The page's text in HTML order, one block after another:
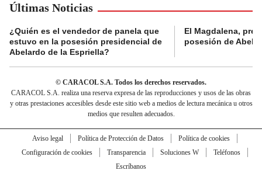
Últimas Noticias
¿Quién es el vendedor de panela que
estuvo en la posesión presidencial de
Abelardo de la Espriella?
El Magdalena,
posesión de
© CARACOL S.A. Todos los derechos reservados.
CARACOL S.A. realiza una reserva expresa de las reproducciones y usos de las obras
y otras prestaciones accesibles desde este sitio web a medios de lectura mecánica u otros
medios que resulten adecuados.
Aviso legal Política de Protección de Datos
Política de cookies
Configuración de cookies
Transparencia Soluciones W
Teléfonos
Escríbanos